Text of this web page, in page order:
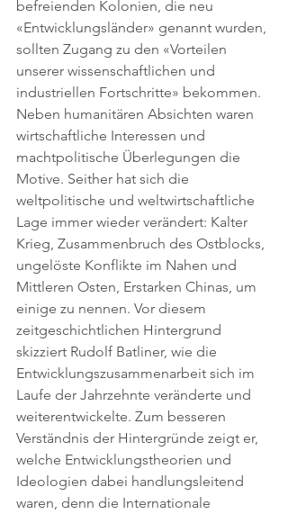
befreienden Kolonien, die neu
«Entwicklungsländer» genannt wurden,
sollten Zugang zu den «Vorteilen
unserer wissenschaftlichen und
industriellen Fortschritte» bekommen.
Neben humanitären Absichten waren
wirtschaftliche Interessen und
machtpolitische Überlegungen die
Motive. Seither hat sich die
weltpolitische und weltwirtschaftliche
Lage immer wieder verändert: Kalter
Krieg, Zusammenbruch des Ostblocks,
ungelöste Konflikte im Nahen und
Mittleren Osten, Erstarken Chinas, um
einige zu nennen. Vor diesem
zeitgeschichtlichen Hintergrund
skizziert Rudolf Batliner, wie die
Entwicklungszusammenarbeit sich im
Laufe der Jahrzehnte veränderte und
weiterentwickelte. Zum besseren
Verständnis der Hintergründe zeigt er,
welche Entwicklungstheorien und
Ideologien dabei handlungsleitend
waren, denn die Internationale